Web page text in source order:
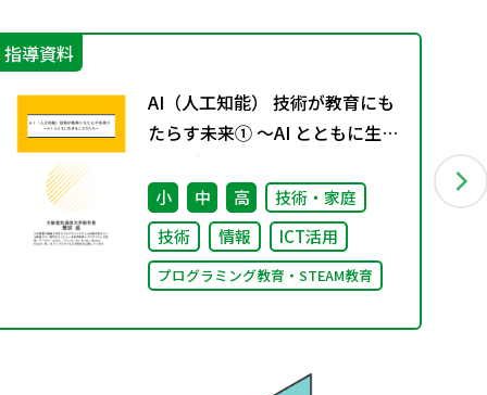
指導資料
AI（人工知能） 技術が教育にも
たらす未来① ～AI とともに生き
るこどもたち～
小 中 高
技術・家庭
技術
情報 ICT活用
プログラミング教育・STEAM教育